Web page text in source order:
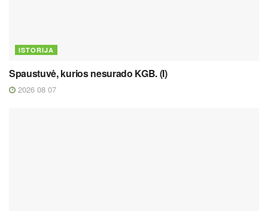
ISTORIJA
Spaustuvė, kurios nesurado KGB. (I)
2026 08 07